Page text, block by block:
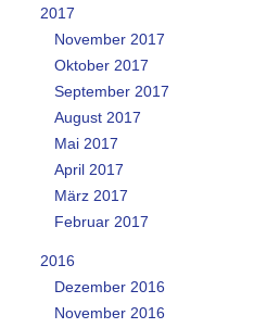
2017
November 2017
Oktober 2017
September 2017
August 2017
Mai 2017
April 2017
März 2017
Februar 2017
2016
Dezember 2016
November 2016